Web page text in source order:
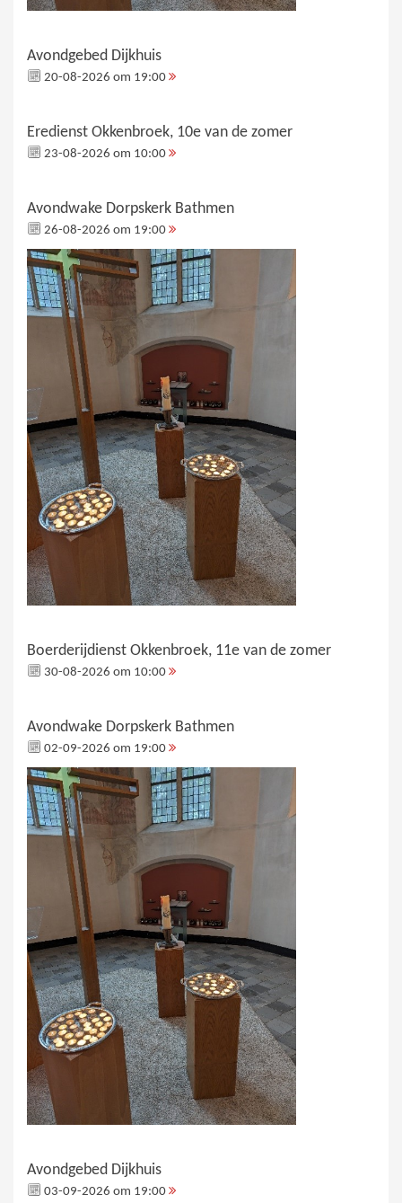
Avondgebed Dijkhuis
20-08-2026 om 19:00
Eredienst Okkenbroek, 10e van de zomer
23-08-2026 om 10:00
Avondwake Dorpskerk Bathmen
26-08-2026 om 19:00
Boerderijdienst Okkenbroek, 11e van de zomer
30-08-2026 om 10:00
Avondwake Dorpskerk Bathmen
02-09-2026 om 19:00
Avondgebed Dijkhuis
03-09-2026 om 19:00